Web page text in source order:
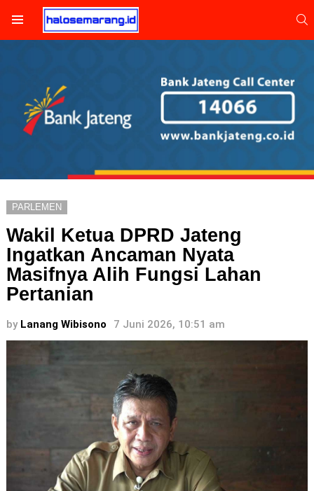
PARLEMEN
Wakil Ketua DPRD Jateng
Ingatkan Ancaman Nyata
Masifnya Alih Fungsi Lahan
Pertanian
by Lanang Wibisono 7 Juni 2026, 10:51 am